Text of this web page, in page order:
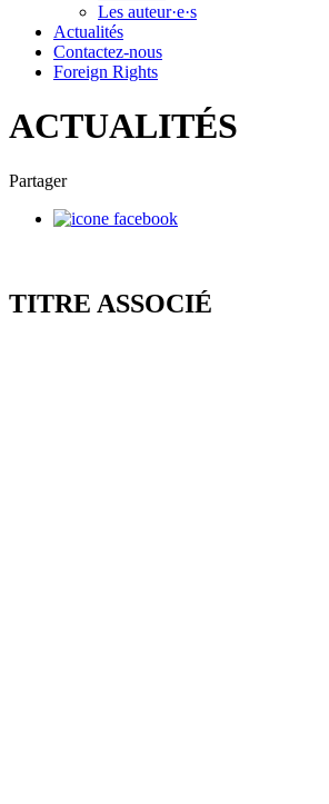
Les auteur·e·s
Actualités
Contactez-nous
Foreign Rights
ACTUALITÉS
Partager
TITRE ASSOCIÉ